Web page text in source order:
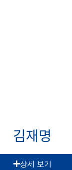
김재명
상세 보기